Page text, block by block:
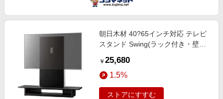
朝日木材 40?65インチ対応 テレビ
スタンド Swing(ラック付き・壁寄
WG1200-AG
￥ 25,680
1.5%
ストアにすすむ